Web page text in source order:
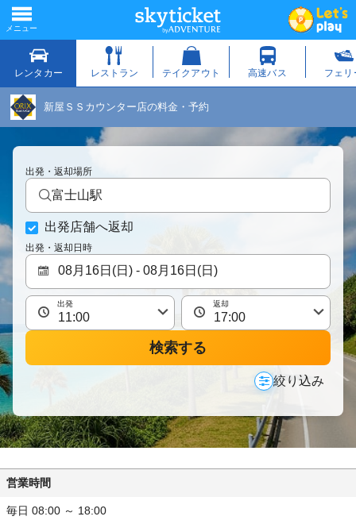
新屋ＳＳカウンター店の料金・予約
出発・返却場所
富士山駅
出発店舗へ返却
出発・返却日時
出発 返却
検索する
絞り込み
営業時間
毎日 08:00 ～ 18:00